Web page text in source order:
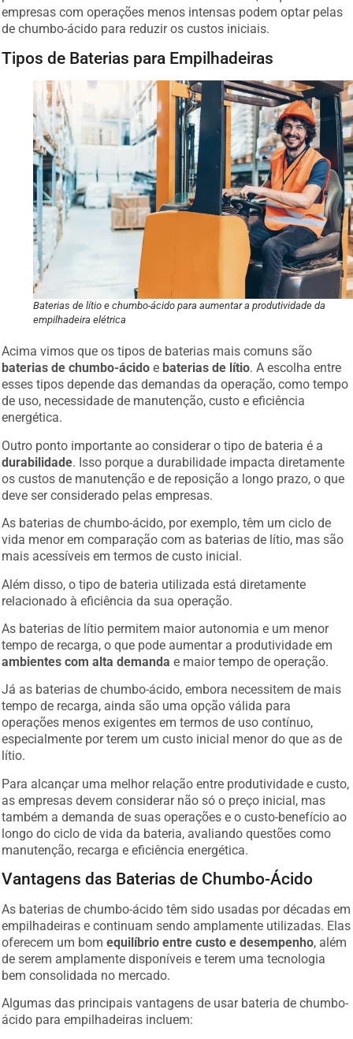
empresas com operações menos intensas podem optar pelas
de chumbo-ácido para reduzir os custos iniciais.
Tipos de Baterias para Empilhadeiras
Baterias de lítio e chumbo-ácido para aumentar a produtividade da
empilhadeira elétrica
Acima vimos que os tipos de baterias mais comuns são
baterias de chumbo-ácido e baterias de lítio. A escolha entre
esses tipos depende das demandas da operação, como tempo
de uso, necessidade de manutenção, custo e eficiência
energética.
Outro ponto importante ao considerar o tipo de bateria é a
durabilidade. Isso porque a durabilidade impacta diretamente
os custos de manutenção e de reposição a longo prazo, o que
deve ser considerado pelas empresas.
As baterias de chumbo-ácido, por exemplo, têm um ciclo de
vida menor em comparação com as baterias de lítio, mas são
mais acessíveis em termos de custo inicial.
Além disso, o tipo de bateria utilizada está diretamente
relacionado à eficiência da sua operação.
As baterias de lítio permitem maior autonomia e um menor
tempo de recarga, o que pode aumentar a produtividade em
ambientes com alta demanda e maior tempo de operação.
Já as baterias de chumbo-ácido, embora necessitem de mais
tempo de recarga, ainda são uma opção válida para
operações menos exigentes em termos de uso contínuo,
especialmente por terem um custo inicial menor do que as de
lítio.
Para alcançar uma melhor relação entre produtividade e custo,
as empresas devem considerar não só o preço inicial, mas
também a demanda de suas operações e o custo-benefício ao
longo do ciclo de vida da bateria, avaliando questões como
manutenção, recarga e eficiência energética.
Vantagens das Baterias de Chumbo-Ácido
As baterias de chumbo-ácido têm sido usadas por décadas em
empilhadeiras e continuam sendo amplamente utilizadas. Elas
oferecem um bomequilíbrio entre custo e desempenho, além
de serem amplamente disponíveis e terem uma tecnologia
bem consolidada no mercado.
Algumas das principais vantagens de usar bateria de chumbo-
ácido para empilhadeiras incluem: